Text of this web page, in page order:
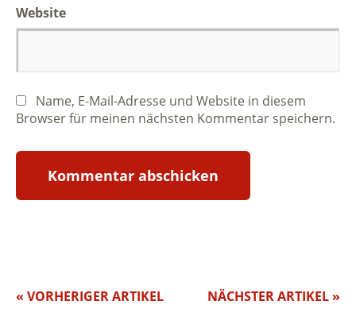
Website
Name, E-Mail-Adresse und Website in diesem
Browser für meinen nächsten Kommentar speichern.
NÄCHSTER ARTIKEL »
« VORHERIGER ARTIKEL